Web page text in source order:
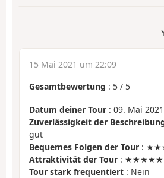
15 Mai 2021 um 22:09
Gesamtbewertung : 5 / 5
Datum deiner Tour : 09. Mai 2021
Zuverlässigkeit der
gut
Bequemes Folgen der Tour :
Attraktivität der Tour : ★★★★★
Tour stark frequentiert : Nein